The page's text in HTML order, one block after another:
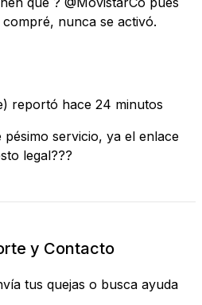
nunca se activó.
reportó hace 24 minutos
pésimo servicio, ya el enlace
legal???
y Contacto
tus quejas o busca ayuda